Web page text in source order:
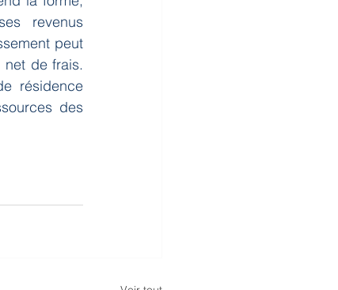
revenus
peut
net de frais.
résidence
des